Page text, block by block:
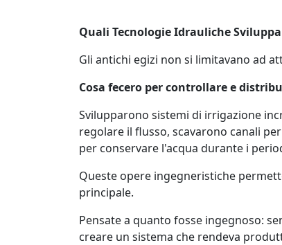
Quali Tecnologie Idrauliche
Gli antichi egizi non si limitavano ad
Cosa fecero per controllare e
Svilupparono sistemi di irrigazione
regolare il flusso, scavarono canali
per conservare l'acqua durante i
Queste opere ingegneristiche
principale.
Pensate a quanto fosse ingegnoso:
creare un sistema che rendeva